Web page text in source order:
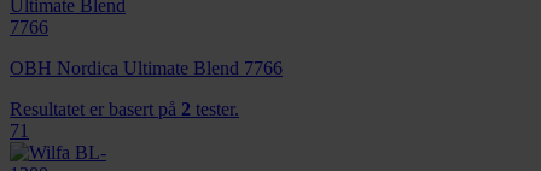
OBH Nordica Ultimate Blend 7766
Resultatet er basert på 2 tester.
71